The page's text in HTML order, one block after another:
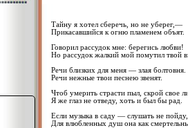
Тайну я хотел сберечь, но не уберег,—
Прикасавшийся к огню пламенем объят.
Говорил рассудок мне: берегись любви!
Но рассудок жалкий мой помутил твой
Речи близких для меня — злая болтовня.
Речи нежные твои песнею звенят.
Чтоб умерить страсти пыл, скрой свое
Я же глаз не отведу, хоть и был бы рад.
Если музыка в саду — слушать не пойду,
Для влюбленных душ она как